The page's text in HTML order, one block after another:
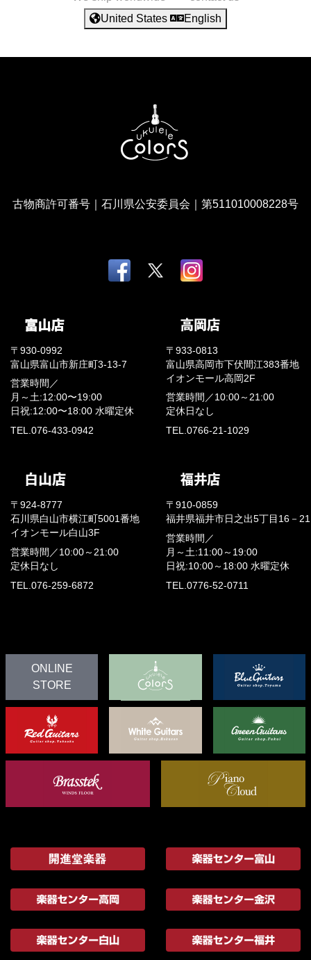
United States
English
古物商許可番号｜石川県公安委員会｜第511010008228号
〒930-0992
富山県富山市新庄町3-13-7
営業時間／
月～土:12:00〜19:00
日祝:12:00〜18:00 水曜定休
TEL.076-433-0942
〒933-0813
富山県高岡市下伏間江383番地
イオンモール高岡2F
営業時間／ 10:00～21:00
定休日なし
TEL.0766-21-1029
〒924-8777
石川県白山市横江町5001番地
イオンモール白山3F
営業時間／ 10:00～21:00
定休日なし
TEL.076-259-6872
〒910-0859
福井県福井市日之出5丁目16－21
営業時間／
月～土:11:00～19:00
日祝:10:00～18:00 水曜定休
TEL.0776-52-0711
ONLINE
STORE